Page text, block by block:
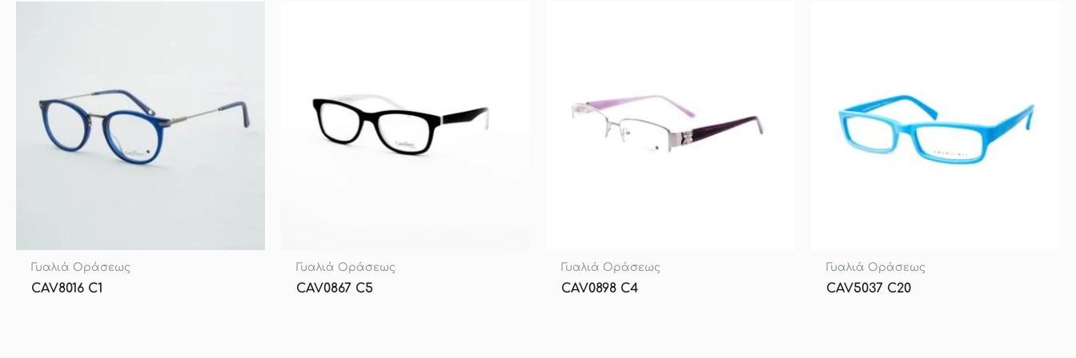
Γυαλιά Οράσεως
CAV8016 C1
Γυαλιά Οράσεως
CAV0867 C5
Γυαλιά Οράσεως
CAV0898 C4
Γυαλιά Οράσεως
CAV5037 C20